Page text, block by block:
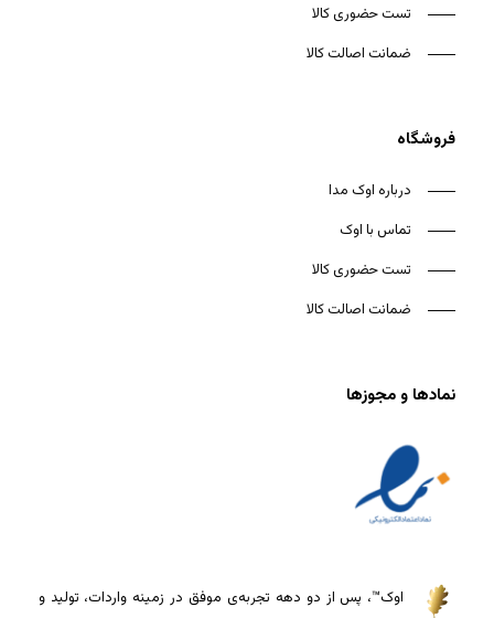
تست حضوری کالا
ضمانت اصالت کالا
فروشگاه
درباره اوک مدا
تماس با اوک
تست حضوری کالا
ضمانت اصالت کالا
نمادها و مجوزها
اوک™، پس از دو دهه تجربه‌ی موفق در زمینه واردات، تولید و